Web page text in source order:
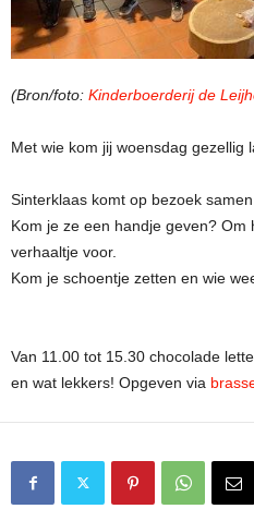
(Bron/foto: Kinderboerderij de
Met wie kom jij woensdag gezellig
Sinterklaas komt op bezoek
Kom je ze een handje geven? Om
verhaaltje voor.
Kom je schoentje zetten en wie
Van 11.00 tot 15.30 chocolade
en wat lekkers! Opgeven via